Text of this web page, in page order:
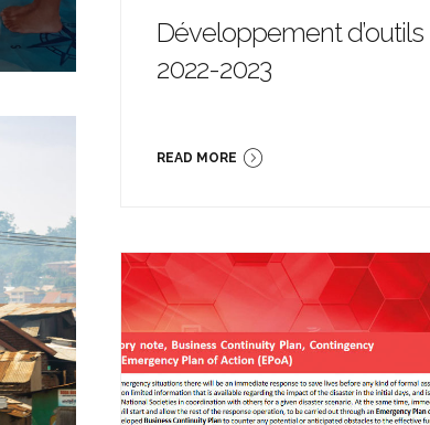
Développement d’outils
2022-2023
READ MORE